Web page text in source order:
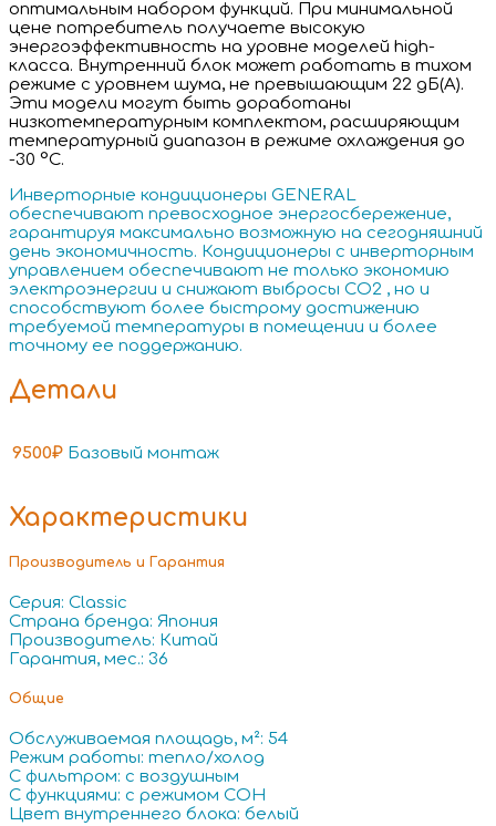
оптимальным набором функций. При минимальной
цене потребитель получаете высокую
энергоэффективность на уровне моделей high-
класса. Внутренний блок может работать в тихом
режиме с уровнем шума, не превышающим 22 дБ(А).
Эти модели могут быть доработаны
низкотемпературным комплектом, расширяющим
температурный диапазон в режиме охлаждения до
-30 °С.
Инверторные кондиционеры GENERAL
обеспечивают превосходное энергосбережение,
гарантируя максимально возможную на сегодняшний
день экономичность. Кондиционеры с инверторным
управлением обеспечивают не только экономию
электроэнергии и снижают выбросы СО2 , но и
способствуют более быстрому достижению
требуемой температуры в помещении и более
точному ее поддержанию.
Детали
9500₽ Базовый монтаж
Характеристики
Производитель и Гарантия
Серия: Classic
Страна бренда: Япония
Производитель: Китай
Гарантия, мес.: 36
Общие
Обслуживаемая площадь, м²: 54
Режим работы: тепло/холод
С фильтром: с воздушным
С функциями: с режимом СОН
Цвет внутреннего блока: белый